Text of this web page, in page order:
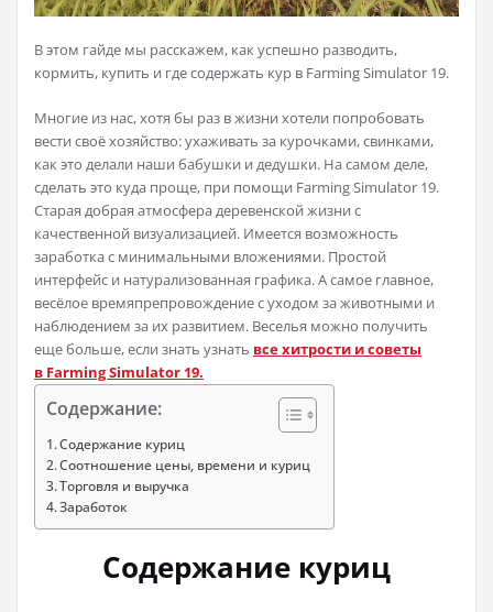
В этом гайде мы расскажем, как успешно разводить,
кормить, купить и где содержать кур в Farming Simulator 19.
Многие из нас, хотя бы раз в жизни хотели попробовать
вести своё хозяйство: ухаживать за курочками, свинками,
как это делали наши бабушки и дедушки. На самом деле,
сделать это куда проще, при помощи Farming Simulator 19.
Старая добрая атмосфера деревенской жизни с
качественной визуализацией. Имеется возможность
заработка с минимальными вложениями. Простой
интерфейс и натурализованная графика. А самое главное,
весёлое времяпрепровождение с уходом за животными и
наблюдением за их развитием. Веселья можно получить
еще больше, если знать узнать все хитрости и советы
в Farming Simulator 19.
Содержание:
Содержание куриц
Соотношение цены, времени и куриц
Торговля и выручка
Заработок
Содержание куриц